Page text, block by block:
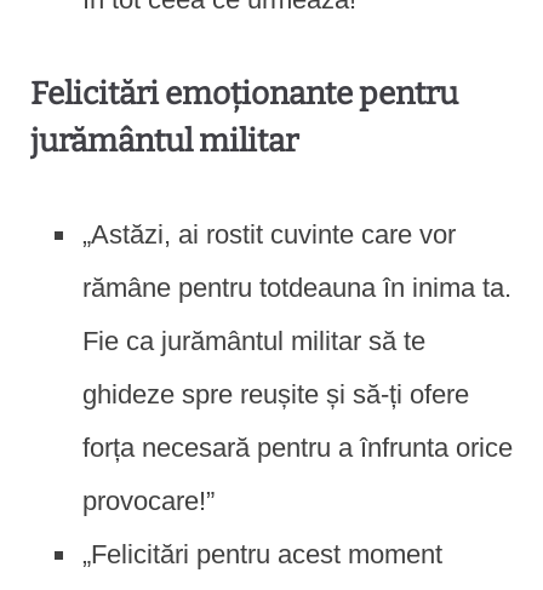
Felicitări emoționante pentru
jurământul militar
„Astăzi, ai rostit cuvinte care vor
rămâne pentru totdeauna în inima ta.
Fie ca jurământul militar să te
ghideze spre reușite și să-ți ofere
forța necesară pentru a înfrunta orice
provocare!”
„Felicitări pentru acest moment